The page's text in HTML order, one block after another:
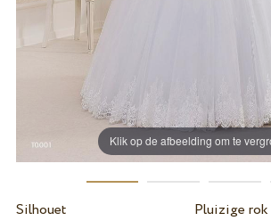
Klik op de afbeelding om te
Silhouet
Pluizige rok